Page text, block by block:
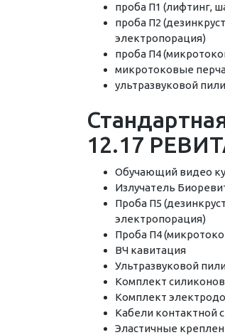
проба П1 (лифтинг,
проба П2
электропорация)
проба П4
микротоковые
ультразвуковой
12.17
Обучающий видео
Излучатель
Проба П5
электропорация)
Проба П4
ВЧ кавитация
Ультразвуковой
Комплект
Комплект
Кабели контактной
Эластичные